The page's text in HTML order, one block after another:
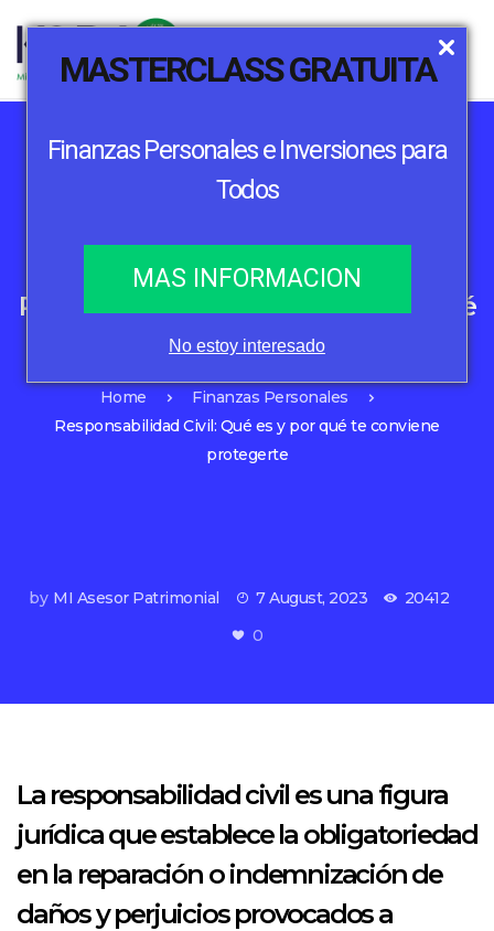
MASTERCLASS GRATUITA
Finanzas Personales e Inversiones para
Todos
MAS INFORMACION
No estoy interesado
Finanzas Personales Seguros
Responsabilidad Civil: Qué es y por qué
te conviene protegerte
Home
Finanzas Personales
Responsabilidad Civil: Qué es y por qué te conviene
protegerte
by MI Asesor Patrimonial 7 August, 2023
20412
0
La responsabilidad civil es una figura
jurídica que establece la obligatoriedad
en la reparación o indemnización de
daños y perjuicios provocados a